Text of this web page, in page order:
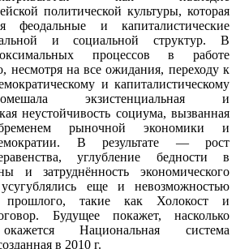
политической культуры, которая
феодальные и капиталистические
и социальной структур. В
процессов в работе
несмотря на все ожидания, переходу к
и капиталистическому
экзистенциальная и
неустойчивость социума, вызванная
рыночной экономики и
В результате — рост
углубление бедности в
и затруднённость экономического
еще и невозможностью
прошлого, такие как Холокост и
Будущее покажет, насколько
Национальная система
в 2010 г.